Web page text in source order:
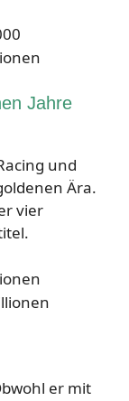
Jahre
und
Ära.
vier
er mit